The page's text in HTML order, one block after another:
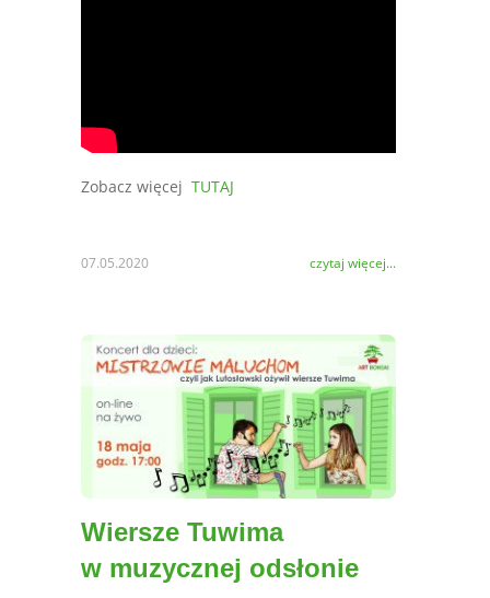
Zobacz więcej TUTAJ
czytaj więcej...
07.05.2020
Wiersze Tuwima
w muzycznej odsłonie